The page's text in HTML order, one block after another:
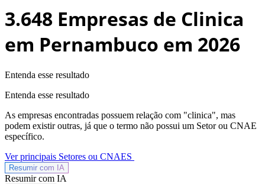
3.648 Empresas de Clinica
em Pernambuco em 2026
Entenda esse resultado
Entenda esse resultado
As empresas encontradas possuem relação com "clinica", mas
podem existir outras, já que o termo não possui um Setor ou CNAE
específico.
Ver principais Setores ou CNAES
Resumir com IA
Resumir com IA